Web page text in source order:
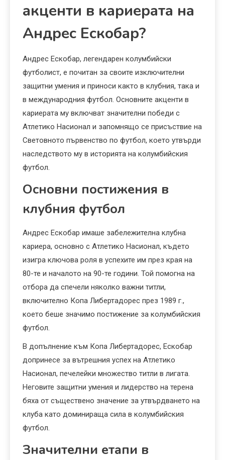
акценти в кариерата на
Андрес Ескобар?
Андрес Ескобар, легендарен колумбийски
футболист, е почитан за своите изключителни
защитни умения и приноси както в клубния, така и
в международния футбол. Основните акценти в
кариерата му включват значителни победи с
Атлетико Насионал и запомнящо се присъствие на
Световното първенство по футбол, което утвърди
наследството му в историята на колумбийския
футбол.
Основни постижения в
клубния футбол
Андрес Ескобар имаше забележителна клубна
кариера, основно с Атлетико Насионал, където
изигра ключова роля в успехите им през края на
80-те и началото на 90-те години. Той помогна на
отбора да спечели няколко важни титли,
включително Копа Либертадорес през 1989 г.,
което беше значимо постижение за колумбийския
футбол.
В допълнение към Копа Либертадорес, Ескобар
допринесе за вътрешния успех на Атлетико
Насионал, печелейки множество титли в лигата.
Неговите защитни умения и лидерство на терена
бяха от съществено значение за утвърдването на
клуба като доминираща сила в колумбийския
футбол.
Значителни етапи в